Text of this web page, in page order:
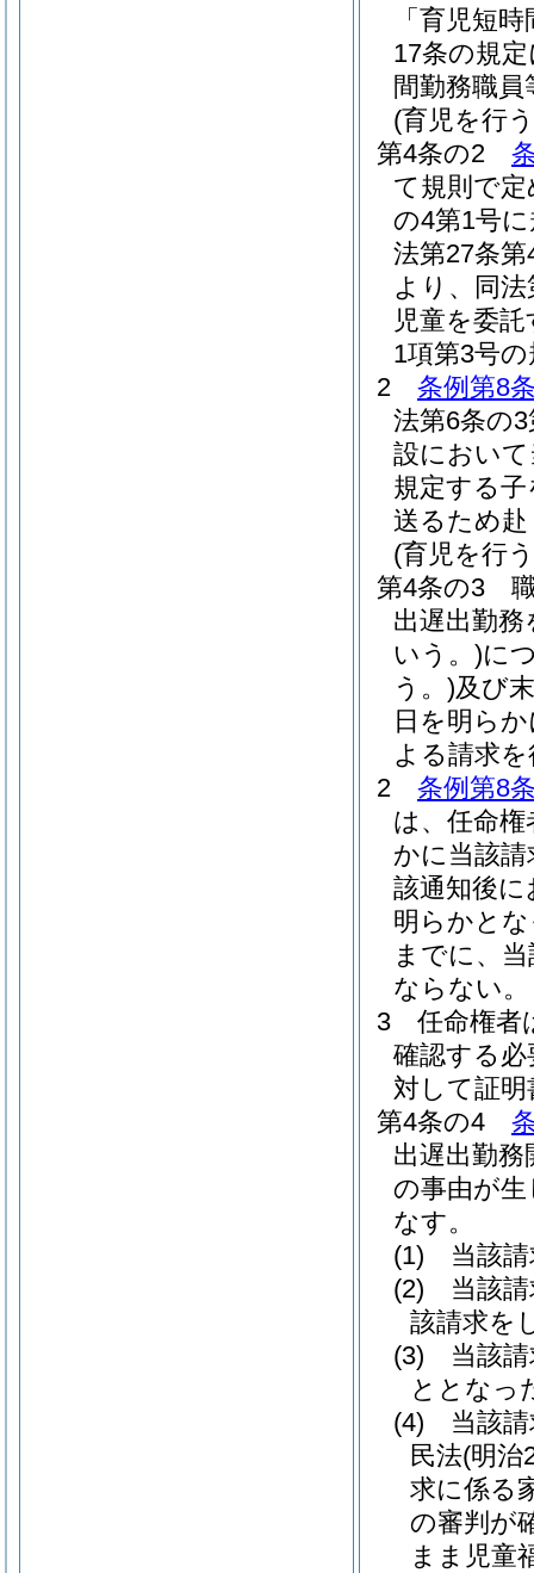
「育児短
17条の規
間勤務職
(育児を行
第4条の2
て規則で
の4第1号
法第27条
より、同
児童を委
1項第3号
2
条例第8
法第6条の
設におい
規定する
送るため
(育児を行
第4条の3
出遅出勤
いう。)に
う。)及び
日を明ら
よる請求
2
条例第8
は、任命
かに当該
該通知後
明らかと
までに、
ならない。
3
任命権者
確認する
対して証
第4条の4
出遅出勤
の事由が
なす。
(1)
当該
(2)
当該
該請求を
(3)
当該
ととなっ
(4)
当該
民法(明治
求に係る
の審判が
まま児童